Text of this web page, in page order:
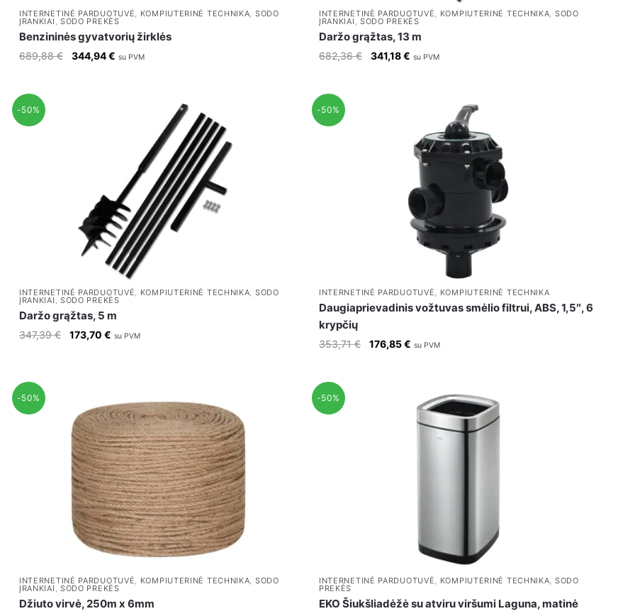
INTERNETINĖ PARDUOTUVĖ, KOMPIUTERINĖ TECHNIKA, SODO
ĮRANKIAI , SODO PREKĖS
Benzininės gyvatvorių žirklės
689,88€
Original
344,94€Current
su PVM
INTERNETINĖ PARDUOTUVĖ, KOMPIUTERINĖ TECHNIKA, SODO
ĮRANKIAI , SODO PREKĖS
Daržo grąžtas, 13 m
682,36€
Original
341,18€Current
su PVM
-50%
INTERNETINĖ PARDUOTUVĖ, KOMPIUTERINĖ TECHNIKA, SODO
ĮRANKIAI , SODO PREKĖS
Daržo grąžtas, 5 m
347,39€
Original
173,70 €Current
su PVM
-50%
INTERNETINĖ PARDUOTUVĖ, KOMPIUTERINĖ TECHNIKA
Daugiaprievadinis vožtuvas smėlio filtrui, ABS, 1,5″, 6
krypčių
353,71€
Original
176,85€Current
su PVM
-50%
INTERNETINĖ PARDUOTUVĖ, KOMPIUTERINĖ TECHNIKA, SODO
ĮRANKIAI , SODO PREKĖS
Džiuto virvė, 250m x 6mm
-50%
INTERNETINĖ PARDUOTUVĖ, KOMPIUTERINĖ TECHNIKA, SODO
PREKĖS
EKO Šiukšliadėžė su atviru viršumi Laguna, matinė